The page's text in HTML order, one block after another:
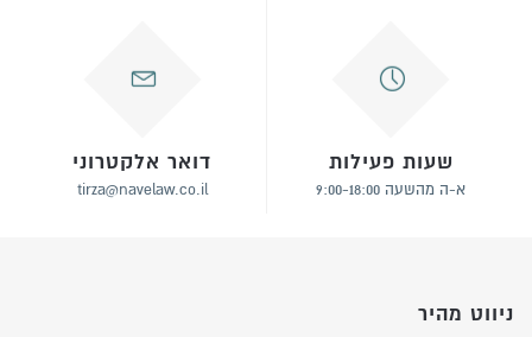
שעות פעילות
א-ה מהשעה 9:00-18:00
דואר אלקטרוני
tirza@navelaw.co.il
ניווט מהיר